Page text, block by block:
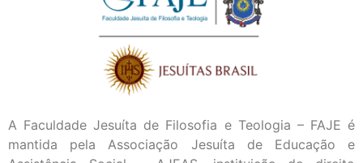
A Faculdade Jesuíta de Filosofia e Teologia – FAJE é
mantida pela Associação Jesuíta de Educação e